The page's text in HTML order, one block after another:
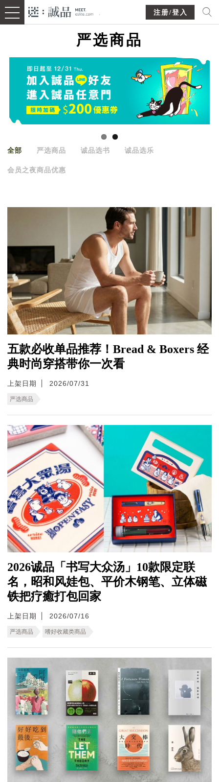
注册/登入
严选商品
全部 严选商品 诚品选书 诚品选乐
会员之夜商品优惠
五款必收单品推荐！Bread & Boxers 经
典时尚穿搭带你一次看
上架日期 2026/07/31
严选商品
2026诚品「书写大众汤」10款限定联
名，昭和风娃包、平价木钢笔、立体磁
铁把疗癒打包回家
上架日期 2026/07/16
严选商品 嗜好收藏类商品